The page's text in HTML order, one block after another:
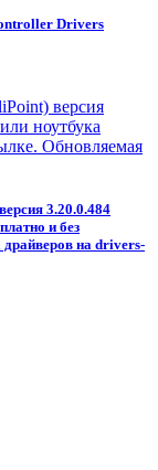
Drivers
3.20.0.484
и без
драйверов на drivers-